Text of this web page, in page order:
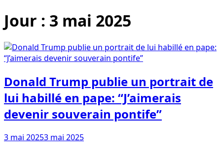
Jour : 3 mai 2025
Donald Trump publie un portrait de
lui habillé en pape: “J’aimerais
devenir souverain pontife”
3 mai 20253 mai 2025